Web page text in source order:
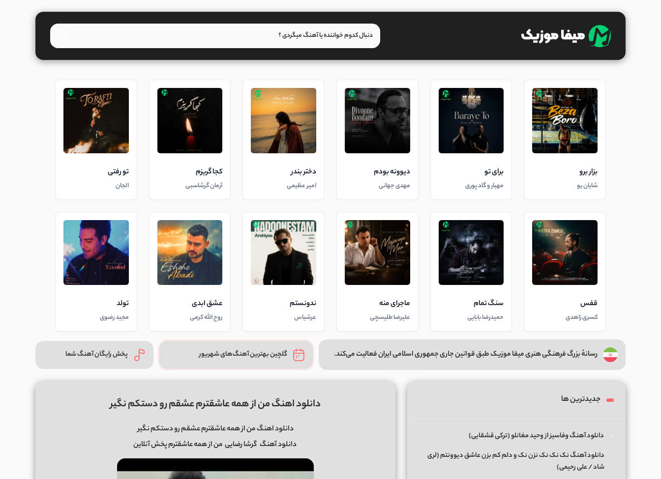
بزار برو
شایان یو
برای تو
مهیار و گاد پوری
دیوونه بودم
مهدی جهانی
دختر بندر
امیر عظیمی
کجا گریزم
آرمان گرشاسبی
تو رفتی
الجان
قفس
کسری زاهدی
سنگ تمام
حمیدرضا بابایی
ماجرای منه
علیرضا طلیسچی
ندونستم
عرشیاس
عشق ابدی
روح الله کرمی
تولد
مجید رضوی
رسانهٔ بزرگ فرهنگی هنری میفا موزیک طبق قوانین جاری جمهوری اسلامی ایران فعالیت می‌کند. گلچین بهترین آهنگ‌های شهریور پخش رایگان آهنگ شما
دانلود اهنگ من از همه عاشقترم عشقم رو دستکم نگیر
دانلود اهنگ من از همه عاشقترم عشقم رو دستکم نگیر
دانلود آهنگ گرشا رضایی من از همه عاشقترم پخش آنلاین
جدیدترین ها
دانلود آهنگ وفاسیز از وحید مغانلو (ترکی قشقایی)
دانلود آهنگ نک نک نک نزن نک و دلم کم بزن عاشق دیوونتم (لری
شاد / علی رحیمی)